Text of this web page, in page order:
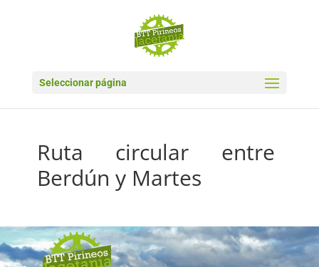
Seleccionar página
Ruta circular entre
Berdún y Martes